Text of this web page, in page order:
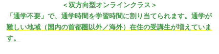
＜双方向型オンラインクラス＞
「通学不要」で、通学時間を学習時間に割り当てられます。通学が
難しい地域（国内の首都圏以外／海外）在住の受講生が増えていま
す。